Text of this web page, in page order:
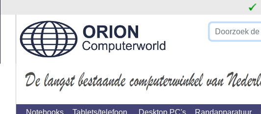
Notebooks Tablets/telefoon Desktop PC's Randapparatuur